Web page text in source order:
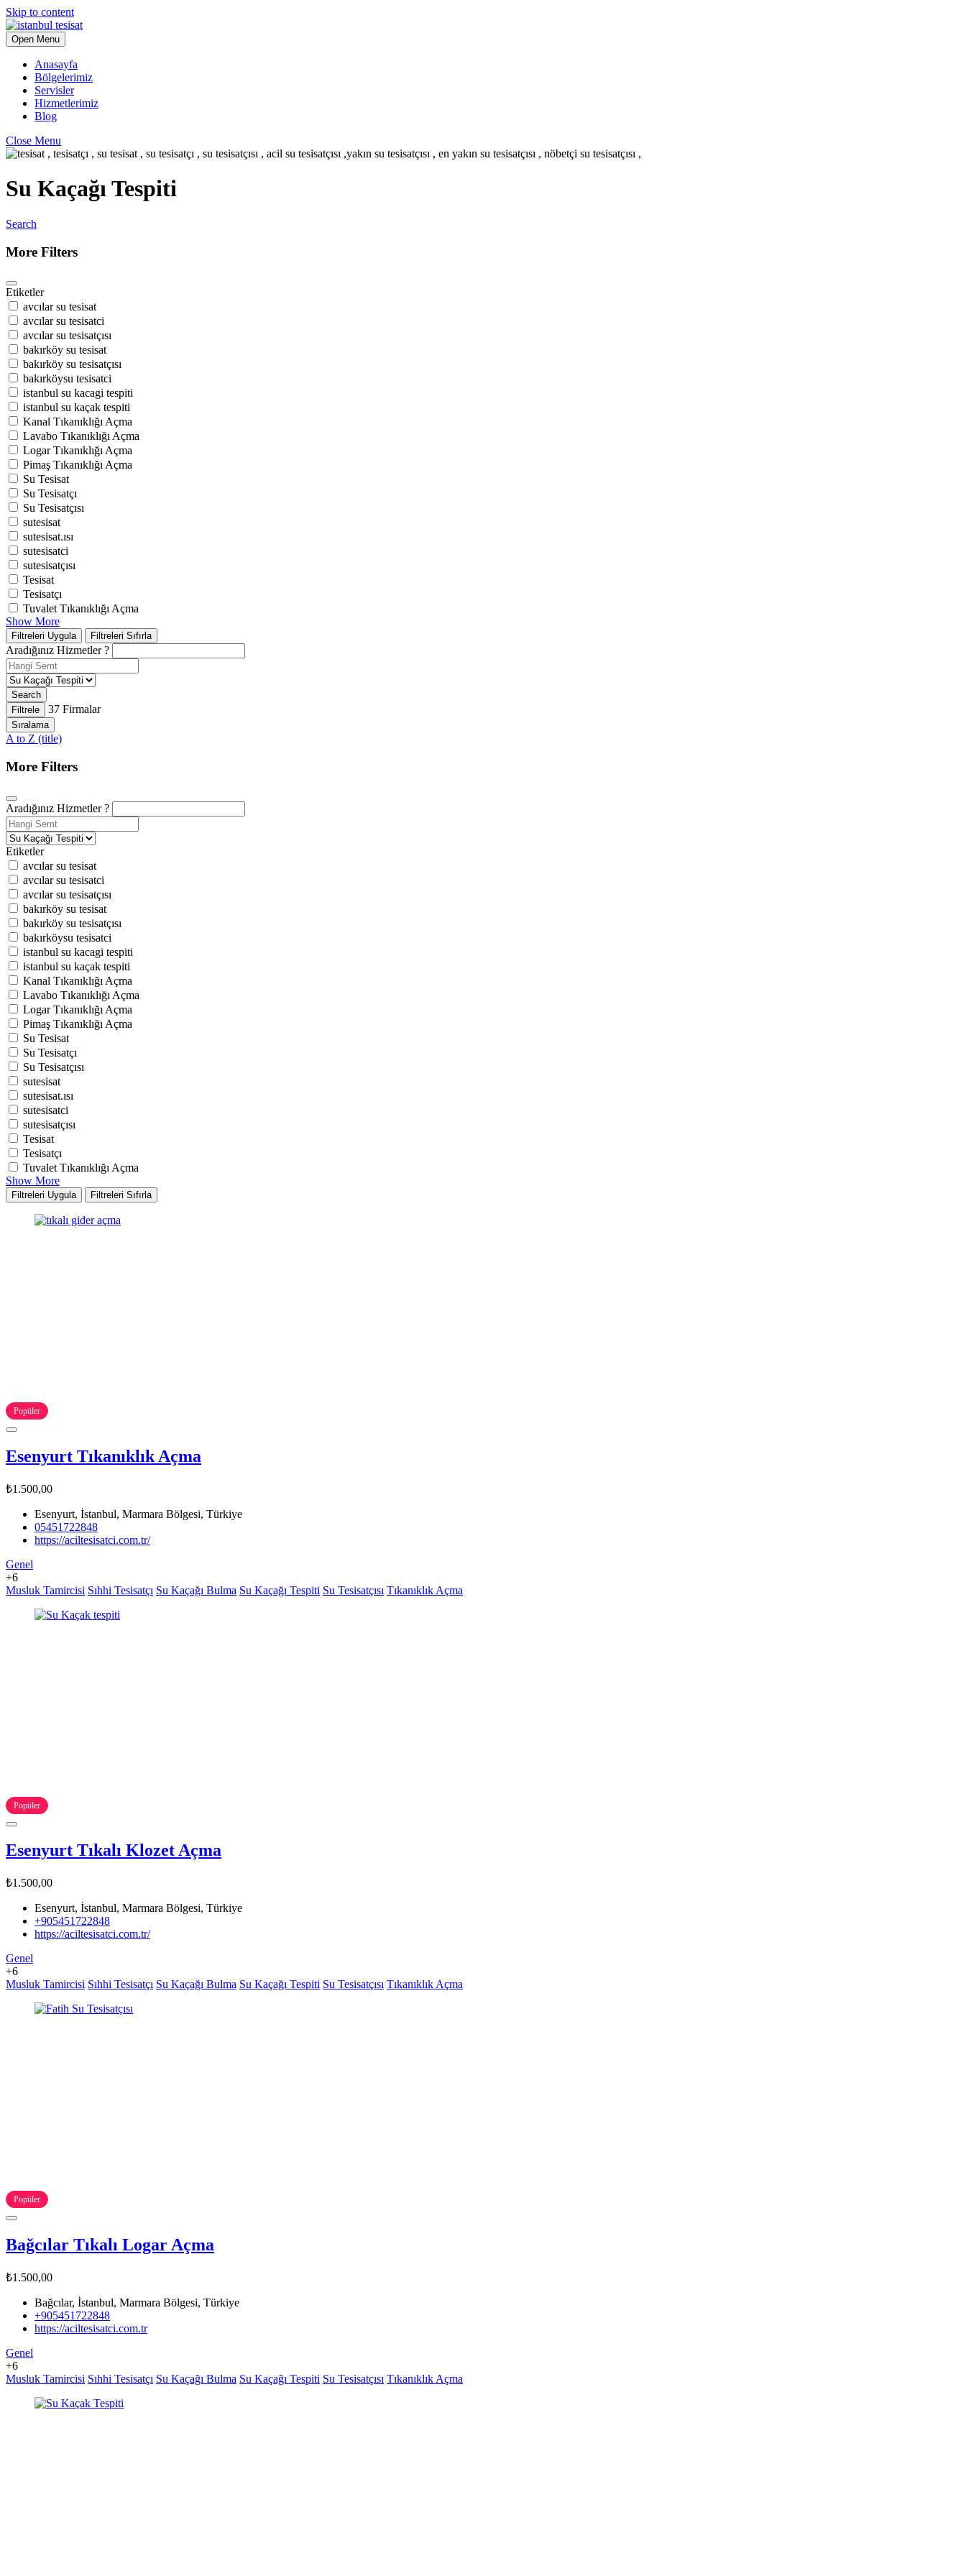
Skip to content
Open Menu
Anasayfa
Bölgelerimiz
Servisler
Hizmetlerimiz
Blog
Close Menu
Su Kaçağı Tespiti
Search
More Filters
Etiketler
avcılar su tesisat
avcılar su tesisatci
avcılar su tesisatçısı
bakırköy su tesisat
bakırköy su tesisatçısı
bakırköysu tesisatci
istanbul su kacagi tespiti
istanbul su kaçak tespiti
Kanal Tıkanıklığı Açma
Lavabo Tıkanıklığı Açma
Logar Tıkanıklığı Açma
Pimaş Tıkanıklığı Açma
Su Tesisat
Su Tesisatçı
Su Tesisatçısı
sutesisat
sutesisat.ısı
sutesisatci
sutesisatçısı
Tesisat
Tesisatçı
Tuvalet Tıkanıklığı Açma
Show More
Filtreleri Uygula Filtreleri Sıfırla
Aradığınız Hizmetler ?
Search
Filtrele
37 Firmalar
Sıralama
A to Z (title)
More Filters
Aradığınız Hizmetler ?
Etiketler
avcılar su tesisat
avcılar su tesisatci
avcılar su tesisatçısı
bakırköy su tesisat
bakırköy su tesisatçısı
bakırköysu tesisatci
istanbul su kacagi tespiti
istanbul su kaçak tespiti
Kanal Tıkanıklığı Açma
Lavabo Tıkanıklığı Açma
Logar Tıkanıklığı Açma
Pimaş Tıkanıklığı Açma
Su Tesisat
Su Tesisatçı
Su Tesisatçısı
sutesisat
sutesisat.ısı
sutesisatci
sutesisatçısı
Tesisat
Tesisatçı
Tuvalet Tıkanıklığı Açma
Show More
Filtreleri Uygula Filtreleri Sıfırla
Popüler
Esenyurt Tıkanıklık Açma
₺1.500,00
Esenyurt, İstanbul, Marmara Bölgesi, Türkiye
05451722848
https://aciltesisatci.com.tr/
Genel
+6
Musluk Tamircisi Sıhhi Tesisatçı Su Kaçağı Bulma Su Kaçağı Tespiti Su Tesisatçısı Tıkanıklık Açma
Popüler
Esenyurt Tıkalı Klozet Açma
₺1.500,00
Esenyurt, İstanbul, Marmara Bölgesi, Türkiye
+905451722848
https://aciltesisatci.com.tr/
Genel
+6
Musluk Tamircisi Sıhhi Tesisatçı Su Kaçağı Bulma Su Kaçağı Tespiti Su Tesisatçısı Tıkanıklık Açma
Popüler
Bağcılar Tıkalı Logar Açma
₺1.500,00
Bağcılar, İstanbul, Marmara Bölgesi, Türkiye
+905451722848
https://aciltesisatci.com.tr
Genel
+6
Musluk Tamircisi Sıhhi Tesisatçı Su Kaçağı Bulma Su Kaçağı Tespiti Su Tesisatçısı Tıkanıklık Açma